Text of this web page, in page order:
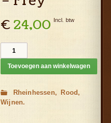
€24,00 Incl. btw
Toevoegen aan winkelwagen
Rheinhessen
Rood
Wijnen